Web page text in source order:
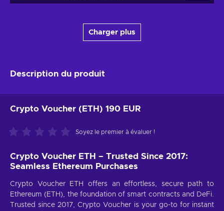
Charger plus
Description du produit
Crypto Voucher (ETH) 190 EUR
Soyez le premier à évaluer !
Crypto Voucher ETH – Trusted Since 2017:
Seamless Ethereum Purchases
Crypto Voucher ETH offers an effortless, secure path to
Ethereum (ETH), the foundation of smart contracts and DeFi.
Trusted since 2017, Crypto Voucher is your go-to for instant